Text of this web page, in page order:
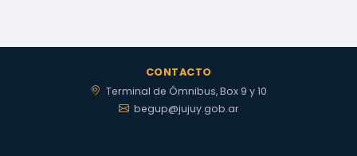
CONTACTO
Terminal de Ómnibus, Box 9 y 10
begup@jujuy.gob.ar